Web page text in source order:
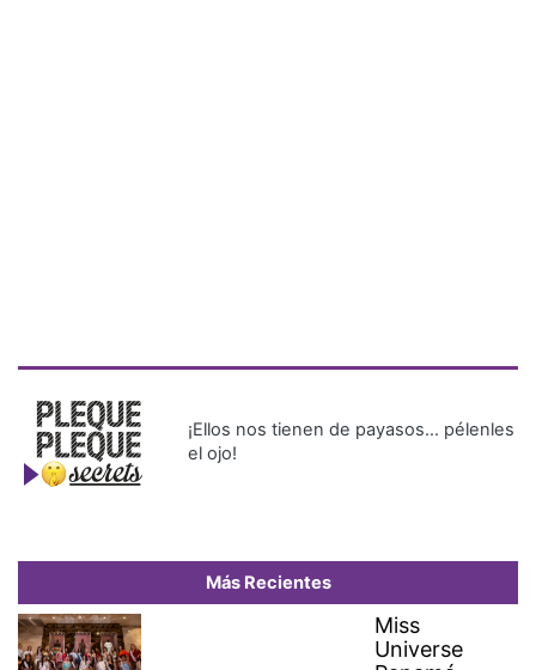
¡Ellos nos tienen de payasos… pélenles
el ojo!
Más Recientes
Miss
Universe